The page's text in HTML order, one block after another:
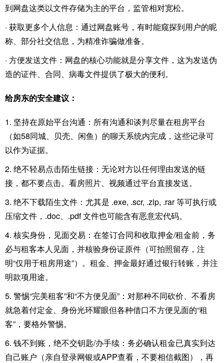
到网盘这类以文件存储为主的平台，监管相对宽松。
· 获取更多个人信息：通过网盘账号，有时能窥探到用户的昵
称、部分社交信息，为精准诈骗做准备。
· 方便发送文件：网盘的核心功能就是分享文件，这为发送伪
造的证件、合同、病毒文件提供了极大的便利。
给房东的安全建议：
1. 坚持在原始平台沟通：所有沟通和谈判尽量在租房平台
（如58同城、贝壳、闲鱼）的聊天系统内完成，这些记录可
以作为证据。
2. 绝不轻易点击陌生链接：无论对方以任何理由发送的链
接，都不要点击。看房照片、视频通过平台直接发送。
3. 绝不下载陌生文件：尤其是 .exe, .scr, .zip, .rar 等可执行或
压缩文件，.doc、.pdf 文件也可能含有恶意宏代码。
4. 核实身份，见面交易：在签订合同和收取押金/租金前，务
必与租客本人见面，并核验身份证原件（可拍照留存，注
明“仅用于租房用途”）。租金、押金最好通过银行转账，并注
明款项用途。
5. 警惕“完美租客”和“不方便见面”：对那种不同砍价、不看房
就急着付定金、身份光环耀眼但各种借口不方便见面的“租
客”，要格外警惕。
6. 钱不到账，绝不交钥匙/办手续：务必确认租金已真实到达
自己账户（亲自登录网银或APP查看，不要相信截图），再